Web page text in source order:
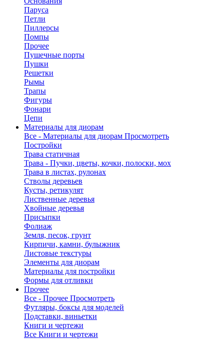
Паруса
Петли
Пиллерсы
Помпы
Прочее
Пушечные порты
Пушки
Решетки
Рымы
Трапы
Фигуры
Фонари
Цепи
Материалы для диорам
Все - Материалы для диорам Просмотреть
Постройки
Трава статичная
Трава - Пучки, цветы, кочки, полоски, мох
Трава в листах, рулонах
Стволы деревьев
Кусты, ретикулят
Лиственные деревья
Хвойные деревья
Присыпки
Фолиаж
Земля, песок, грунт
Кирпичи, камни, булыжник
Листовые текстуры
Элементы для диорам
Материалы для постройки
Формы для отливки
Прочее
Все - Прочее Просмотреть
Футляры, боксы для моделей
Подставки, виньетки
Книги и чертежи
Все Книги и чертежи